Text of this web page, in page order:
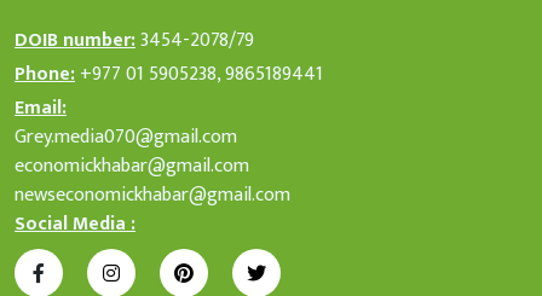
DOIB number:3454-2078/79
Phone:+977 01 5905238, 9865189441
Email:
Grey.media070@gmail.com
economickhabar@gmail.com
newseconomickhabar@gmail.com
Social Media :